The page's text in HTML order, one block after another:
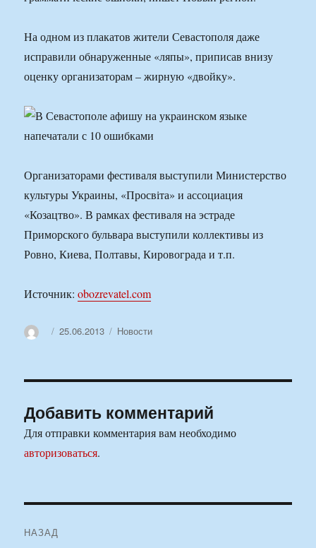
На одном из плакатов жители Севастополя даже
исправили обнаруженные «ляпы», приписав внизу
оценку организаторам – жирную «двойку».
Организаторами фестиваля выступили Министерство
культуры Украины, «Просвіта» и ассоциация
«Козацтво». В рамках фестиваля на эстраде
Приморского бульвара выступили коллективы из
Ровно, Киева, Полтавы, Кировограда и т.п.
Источник:obozrevatel.com
АвторОпубликовано
25.06.2013 Рубрики
Новости
Добавить комментарий
Для отправки комментария вам необходимо
авторизоваться.
НАЗАД